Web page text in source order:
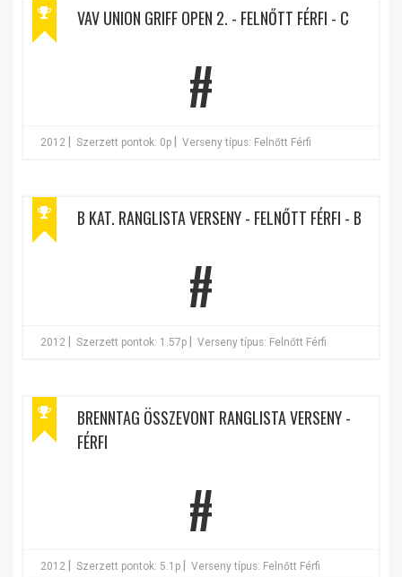
VAV UNION GRIFF OPEN 2. - FELNŐTT FÉRFI - C
#
2012 Szerzett pontok: 0p Verseny típus: Felnőtt Férfi
B KAT. RANGLISTA VERSENY - FELNŐTT FÉRFI - B
#
2012 Szerzett pontok: 1.57p Verseny típus: Felnőtt Férfi
BRENNTAG ÖSSZEVONT RANGLISTA VERSENY -
FÉRFI
#
2012 Szerzett pontok: 5.1p Verseny típus: Felnőtt Férfi